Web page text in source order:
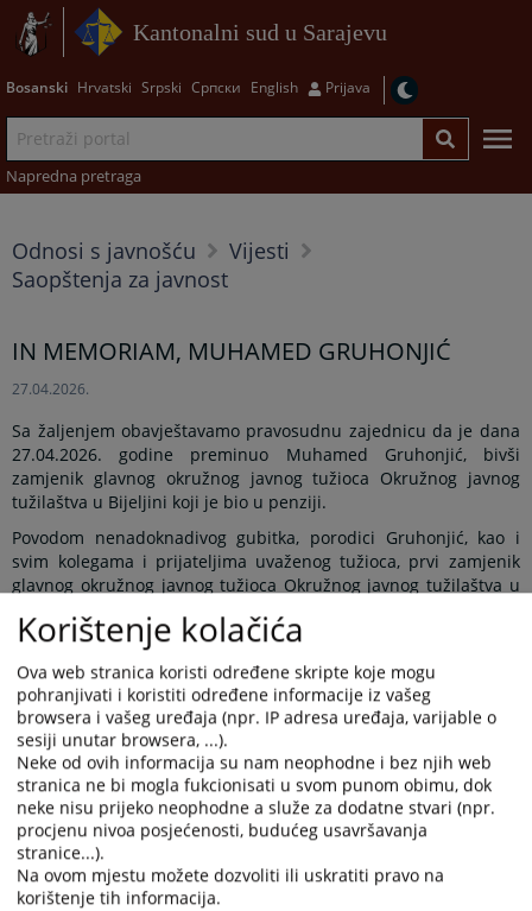
Kantonalni sud u Sarajevu
Bosanski Hrvatski Srpski Српски English Prijava
Napredna pretraga
Odnosi s javnošću
Vijesti
Saopštenja za javnost
IN MEMORIAM, MUHAMED GRUHONJIĆ
27.04.2026.
Sa žaljenjem obavještavamo pravosudnu zajednicu da je dana
27.04.2026. godine preminuo Muhamed Gruhonjić, bivši
zamjenik glavnog okružnog javnog tužioca Okružnog javnog
tužilaštva u Bijeljini koji je bio u penziji.
Povodom nenadoknadivog gubitka, porodici Gruhonjić, kao i
svim kolegama i prijateljima uvaženog tužioca, prvi zamjenik
glavnog okružnog javnog tužioca Okružnog javnog tužilaštva u
duboko saučešće.
Tužilac Muhamed Gruhonjić rođen je 15.03.1953. godine u
Janji, opština Bijeljina. Pravni fakultet u Sarajevu završio je
16.01.1979. godine, a pravosudni ispit položio je 01.03.1984.
godine u Sarajevu.
Tužilačku karijeru započeo je 08.03.2004. godine kao okružni
javni tužilac u Okružnom javnom tužilaštvu u Bijeljini. Dana
01.02.2008. godine je imenovan za zamjenika glavnog okružnog
javnog tužioca. Funkciju vršioca dužnosti glavnog okružnog
javnog tužioca je obavljao u periodu od 29.01.2021. godine do
31.08.2021. godine, nakon čega je nastavio obavljati funkciju
Korištenje kolačića
Ova web stranica koristi određene skripte koje mogu
pohranjivati i koristiti određene informacije iz vašeg
browsera i vašeg uređaja (npr. IP adresa uređaja, varijable o
sesiji unutar browsera, ...).
Neke od ovih informacija su nam neophodne i bez njih web
stranica ne bi mogla fukcionisati u svom punom obimu, dok
neke nisu prijeko neophodne a služe za dodatne stvari (npr.
procjenu nivoa posjećenosti, budućeg usavršavanja
stranice...).
Na ovom mjestu možete dozvoliti ili uskratiti pravo na
korištenje tih informacija.